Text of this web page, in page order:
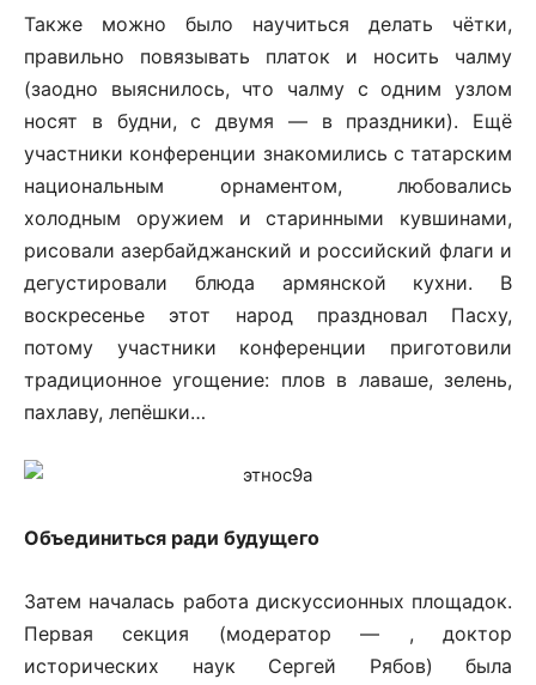
Также можно было научиться делать чётки,
правильно повязывать платок и носить чалму
(заодно выяснилось, что чалму с одним узлом
носят в будни, с двумя — в праздники). Ещё
участники конференции знакомились с татарским
национальным орнаментом, любовались
холодным оружием и старинными кувшинами,
рисовали азербайджанский и российский флаги и
дегустировали блюда армянской кухни. В
воскресенье этот народ праздновал Пасху,
потому участники конференции приготовили
традиционное угощение: плов в лаваше, зелень,
пахлаву, лепёшки…
Объединиться ради будущего
Затем началась работа дискуссионных площадок.
Первая секция (модератор — , доктор
исторических наук Сергей Рябов) была